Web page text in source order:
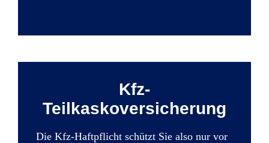
Kfz-
Teilkaskoversicherung
Die Kfz-Haftpflicht schützt Sie also nur vor